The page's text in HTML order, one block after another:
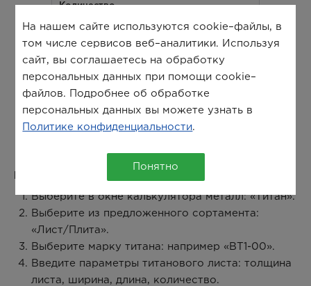
Выберите в окне калькулятора металл: «Титан».
Выберите из предложенного сортамента:
«Лист/Плита».
Выберите марку титана: например «ВТ1-00».
Введите параметры титанового листа: толщина
листа, ширина, длина, количество.
На нашем сайте используются cookie–файлы, в
том числе сервисов веб–аналитики. Используя
сайт, вы соглашаетесь на обработку
персональных данных при помощи cookie–
файлов. Подробнее об обработке
персональных данных вы можете узнать в
Политике конфиденциальности.
Понятно